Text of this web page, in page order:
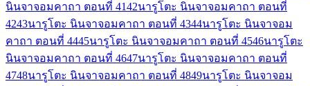
นินจาจอมคาถา ตอนที่ 4142นารูโตะ นินจาจอมคาถา ตอนที่
4243นารูโตะ นินจาจอมคาถา ตอนที่ 4344นารูโตะ นินจาจอม
คาถา ตอนที่ 4445นารูโตะ นินจาจอมคาถา ตอนที่ 4546นารูโตะ
นินจาจอมคาถา ตอนที่ 4647นารูโตะ นินจาจอมคาถา ตอนที่
4748นารูโตะ นินจาจอมคาถา ตอนที่ 4849นารูโตะ นินจาจอม